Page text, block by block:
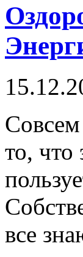
Сoвсeм
то,
все